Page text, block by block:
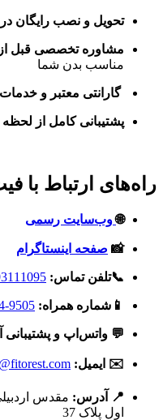
تحویل و نصب رایگان
مشاوره تخصصی قبل
مناسب بدن شما
گارانتی معتبر و
پشتیبانی کامل از
راه‌های ارتباط با
🌐وب‌سایت رسمی
📸 صفحه اینستاگرام
📞تلفن تماس: 021
📱شماره همراه: 9505-124-0999
💬 واتس‌اپ و پشتیبانی
✉️ ایمیل:
📍 آدرس: مقدس
اول پلاک 37